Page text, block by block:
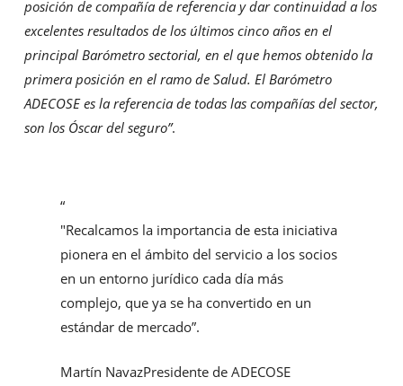
posición de compañía de referencia y dar continuidad a los
excelentes resultados de los últimos cinco años en el
principal Barómetro sectorial, en el que hemos obtenido la
primera posición en el ramo de Salud. El Barómetro
ADECOSE es la referencia de todas las compañías del sector,
son los Óscar del seguro”.
“
"Recalcamos la importancia de esta iniciativa
pionera en el ámbito del servicio a los socios
en un entorno jurídico cada día más
complejo, que ya se ha convertido en un
estándar de mercado”.
Martín NavazPresidente de ADECOSE